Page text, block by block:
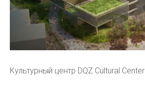
Культурный центр DQZ Cultural Center